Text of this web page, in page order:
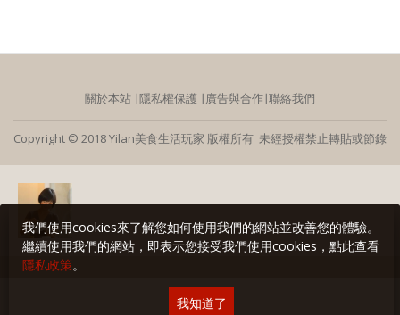
關於本站 ∣隱私權保護 ∣廣告與合作∣聯絡我們
Copyright © 2018 Yilan美食生活玩家 版權所有 未經授權禁止轉貼或節錄
我們使用cookies來了解您如何使用我們的網站並改善您的體驗。
繼續使用我們的網站，即表示您接受我們使用cookies，點此查看
隱私政策。
我知道了